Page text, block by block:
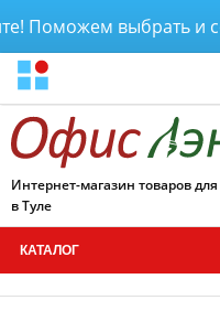
выбрать и
Интернет-магазин товаров
в Туле
КАТАЛОГ